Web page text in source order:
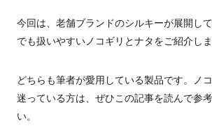
今回は、老舗ブランドのシルキーが展開し
でも扱いやすいノコギリとナタをご紹介しま
どちらも筆者が愛用している製品です。ノ
迷っている方は、ぜひこの記事を読んで参
い。